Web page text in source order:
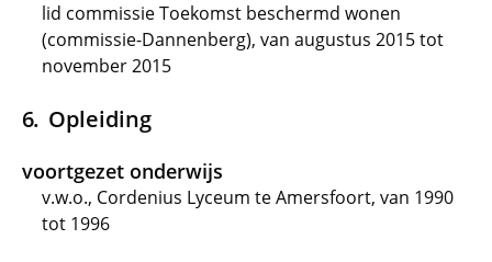
lid commissie Toekomst beschermd wonen
(commissie-Dannenberg), van augustus 2015 tot
november 2015
Opleiding
voortgezet onderwijs
v.w.o., Cordenius Lyceum te Amersfoort, van 1990
tot 1996